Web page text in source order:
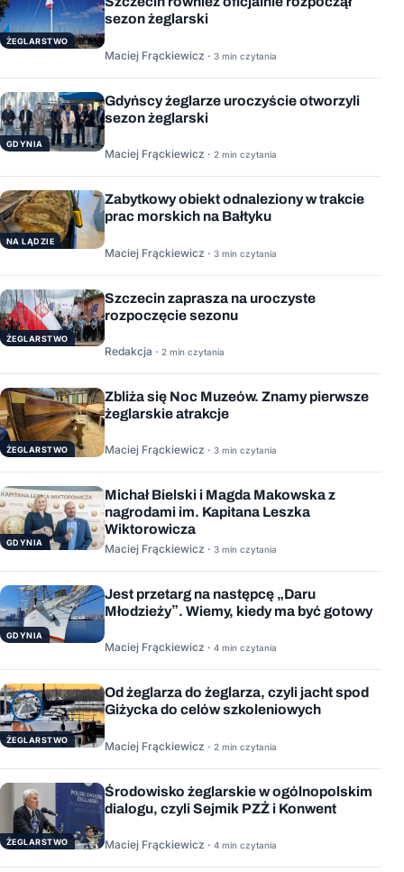
ŻEGLARSTWO
sezon żeglarski
Maciej Frąckiewicz · 3 min czytania
GDYNIA
Gdyńscy żeglarze uroczyście otworzyli
sezon żeglarski
Maciej Frąckiewicz · 2 min czytania
NA LĄDZIE
Zabytkowy obiekt odnaleziony w trakcie
prac morskich na Bałtyku
Maciej Frąckiewicz · 3 min czytania
ŻEGLARSTWO
Szczecin zaprasza na uroczyste
rozpoczęcie sezonu
Redakcja · 2 min czytania
ŻEGLARSTWO
Zbliża się Noc Muzeów. Znamy pierwsze
żeglarskie atrakcje
Maciej Frąckiewicz · 3 min czytania
GDYNIA
Michał Bielski i Magda Makowska z
nagrodami im. Kapitana Leszka
Wiktorowicza
Maciej Frąckiewicz · 3 min czytania
GDYNIA
Jest przetarg na następcę „Daru
Młodzieży”. Wiemy, kiedy ma być gotowy
Maciej Frąckiewicz · 4 min czytania
ŻEGLARSTWO
Od żeglarza do żeglarza, czyli jacht spod
Giżycka do celów szkoleniowych
Maciej Frąckiewicz · 2 min czytania
ŻEGLARSTWO
Środowisko żeglarskie w ogólnopolskim
dialogu, czyli Sejmik PZŻ i Konwent
Maciej Frąckiewicz · 4 min czytania